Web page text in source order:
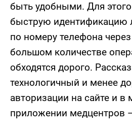
быть удобными. Для
быструю идентификацию
по номеру телефона
большом количестве
обходятся дорого.
технологичный и менее
авторизации на сайте и
приложении медцентров